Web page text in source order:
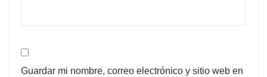
Guardar mi nombre, correo electrónico y sitio web en